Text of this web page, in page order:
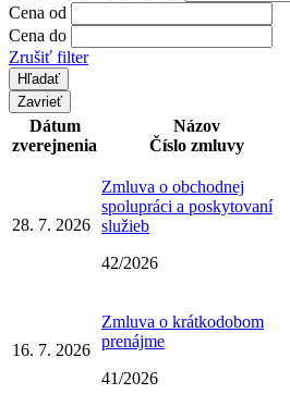
Cena od
Cena do
Zrušiť filter
Zavrieť
Dátum
zverejnenia
Názov
Číslo zmluvy
28. 7. 2026
Zmluva o obchodnej
spolupráci a poskytovaní
služieb
42/2026
16. 7. 2026
Zmluva o krátkodobom
prenájme
41/2026